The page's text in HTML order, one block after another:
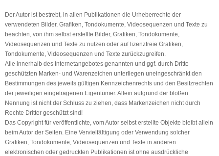
Der Autor ist bestrebt, in allen Publikationen die Urheberrechte der
verwendeten Bilder, Grafiken, Tondokumente, Videosequenzen und Texte zu
beachten, von ihm selbst erstellte Bilder, Grafiken, Tondokumente,
Videosequenzen und Texte zu nutzen oder auf lizenzfreie Grafiken,
Tondokumente, Videosequenzen und Texte zurückzugreifen.
Alle innerhalb des Internetangebotes genannten und ggf. durch Dritte
geschützten Marken- und Warenzeichen unterliegen uneingeschränkt den
Bestimmungen des jeweils gültigen Kennzeichenrechts und den Besitzrechten
der jeweiligen eingetragenen Eigentümer. Allein aufgrund der bloßen
Nennung ist nicht der Schluss zu ziehen, dass Markenzeichen nicht durch
Rechte Dritter geschützt sind!
Das Copyright für veröffentlichte, vom Autor selbst erstellte Objekte bleibt allein
beim Autor der Seiten. Eine Vervielfältigung oder Verwendung solcher
Grafiken, Tondokumente, Videosequenzen und Texte in anderen
elektronischen oder gedruckten Publikationen ist ohne ausdrückliche